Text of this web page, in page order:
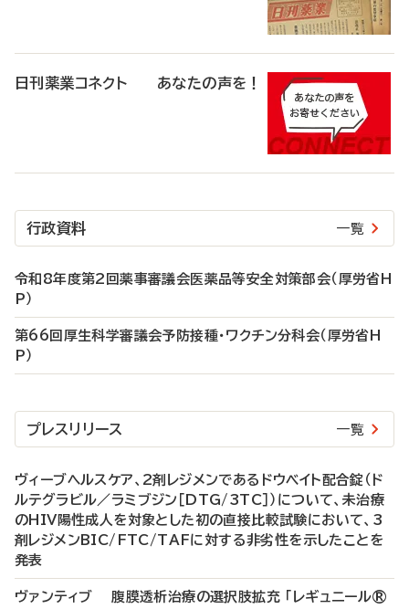
日刊薬業コネクト あなたの声を！
行政資料 一覧
令和8年度第2回薬事審議会医薬品等安全対策部会（厚労省H
P）
第66回厚生科学審議会予防接種・ワクチン分科会（厚労省H
P）
プレスリリース 一覧
ヴィーブヘルスケア、2剤レジメンであるドウベイト配合錠（ド
ルテグラビル／ラミブジン［DTG/3TC］）について、未治療
のHIV陽性成人を対象とした初の直接比較試験において、3
剤レジメンBIC/FTC/TAFに対する非劣性を示したことを
発表
ヴァンティブ 腹膜透析治療の選択肢拡充 「レギュニール®